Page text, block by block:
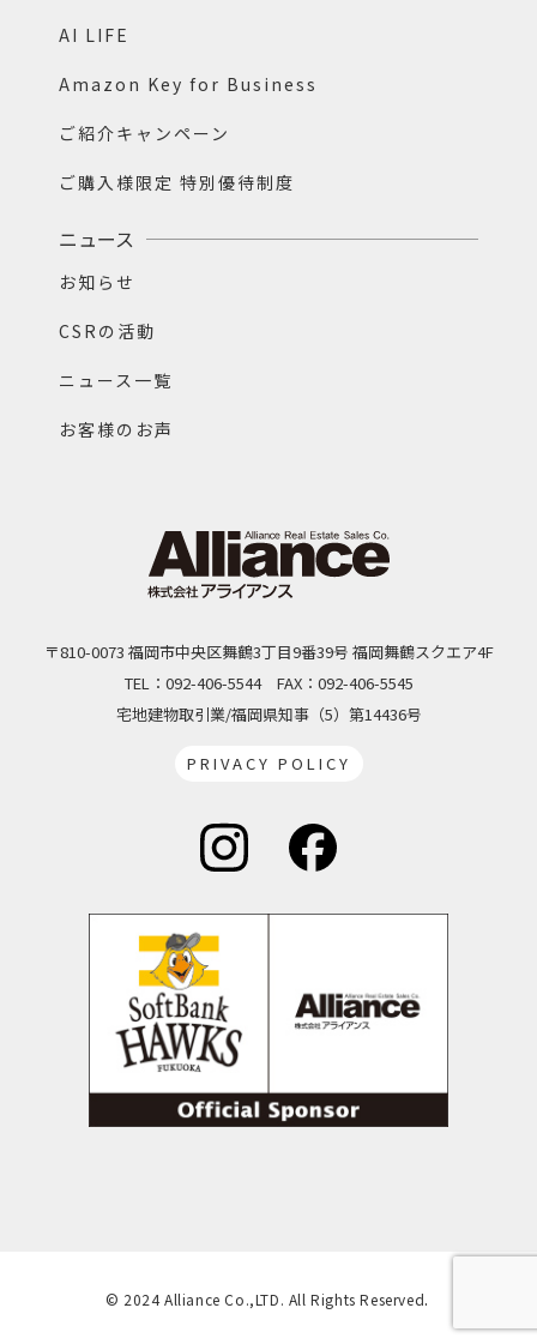
AI LIFE
Amazon Key for Business
ご紹介キャンペーン
ご購入様限定 特別優待制度
ニュース
お知らせ
CSRの活動
ニュース一覧
お客様のお声
〒810-0073 福岡市中央区舞鶴3丁目9番39号 福岡舞鶴スクエア4F
TEL：092-406-5544 FAX：092-406-5545
宅地建物取引業/福岡県知事（5）第14436号
PRIVACY POLICY
©︎ 2024 Alliance Co.,LTD. All Rights Reserved.